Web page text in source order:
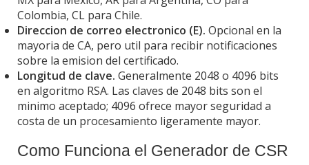
Colombia, CL para Chile.
Direccion de correo electronico (E). Opcional en la
mayoria de CA, pero util para recibir notificaciones
sobre la emision del certificado.
Longitud de clave. Generalmente 2048 o 4096 bits
en algoritmo RSA. Las claves de 2048 bits son el
minimo aceptado; 4096 ofrece mayor seguridad a
costa de un procesamiento ligeramente mayor.
Como Funciona el Generador de CSR